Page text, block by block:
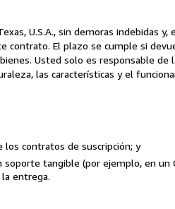
U.S.A., sin demoras indebidas
El plazo se cumple si
Usted solo es responsable
las características y el
los contratos de suscripción; y
tangible (por ejemplo, en un
entrega.